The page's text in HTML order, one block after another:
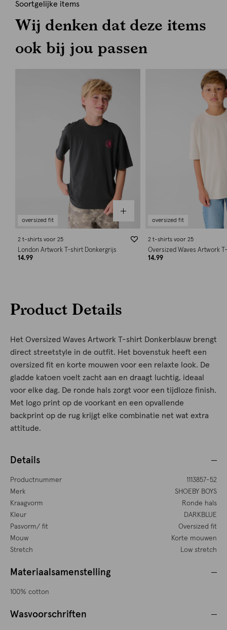
Soortgelijke items
Wij denken dat deze items
ook bij jou passen
oversized fit
2 t-shirts voor 25
London Artwork T-shirt Donkergrijs
14.99
oversized fit
2 t-shirts voor 25
Oversized Waves Artwork
14.99
Product Details
Het Oversized Waves Artwork T-shirt Donkerblauw brengt
direct streetstyle in de outfit. Het bovenstuk heeft een
oversized fit en korte mouwen voor een relaxte look. De
gladde katoen voelt zacht aan en draagt luchtig, ideaal
voor elke dag. De ronde hals zorgt voor een tijdloze finish.
Met logo print op de voorkant en een opvallende
backprint op de rug krijgt elke combinatie net wat extra
attitude.
Details
Productnummer
1113857-52
Merk
SHOEBY BOYS
Kraagvorm
Ronde hals
Kleur
DARKBLUE
Pasvorm/ fit
Oversized fit
Mouw
Korte mouwen
Stretch
Low stretch
Materiaalsamenstelling
100% cotton
Wasvoorschriften